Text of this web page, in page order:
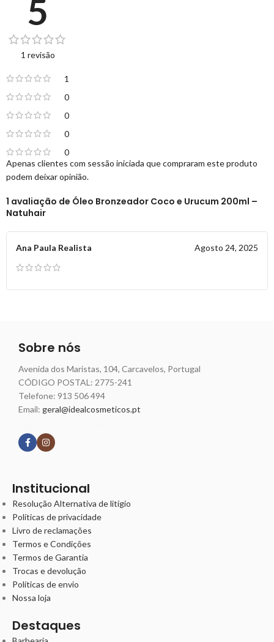
5
1 revisão
1
0
0
0
0
1 avaliação de Óleo Bronzeador Coco e Urucum 200ml –
Natuhair
Ana Paula Realista Agosto 24, 2025
Apenas clientes com sessão iniciada que compraram este produto
podem deixar opinião.
Sobre nós
Avenida dos Maristas, 104, Carcavelos, Portugal
CÓDIGO POSTAL: 2775-241
Telefone: 913 506 494
Email: geral@idealcosmeticos.pt
Institucional
Resolução Alternativa de litígio
Políticas de privacidade
Livro de reclamações
Termos e Condições
Termos de Garantia
Trocas e devolução
Políticas de envio
Nossa loja
Destaques